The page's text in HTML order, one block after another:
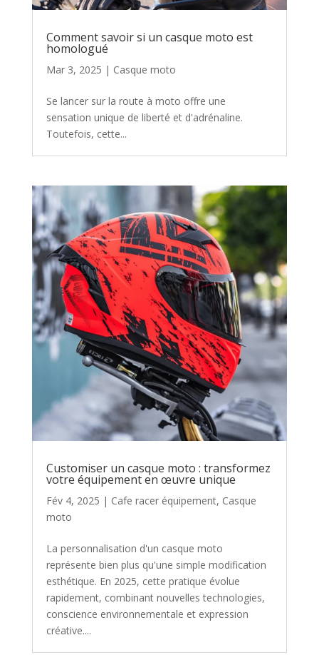
Comment savoir si un casque moto est
homologué
Mar 3, 2025 | Casque moto
Se lancer sur la route à moto offre une
sensation unique de liberté et d'adrénaline.
Toutefois, cette...
Customiser un casque moto : transformez
votre équipement en œuvre unique
Fév 4, 2025 | Cafe racer équipement, Casque
moto
La personnalisation d'un casque moto
représente bien plus qu'une simple modification
esthétique. En 2025, cette pratique évolue
rapidement, combinant nouvelles technologies,
conscience environnementale et expression
créative....